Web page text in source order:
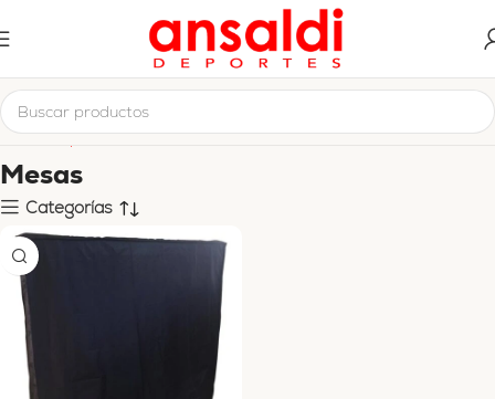
Inicio Deportes Individual Tenis de Mesa Mesas
Mesas
Categorías